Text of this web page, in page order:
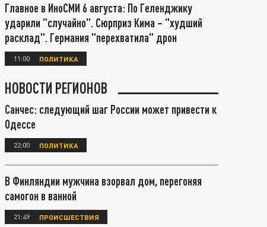
Главное в ИноСМИ 6 августа: По Геленджику
ударили "случайно". Сюрприз Кима – "худший
расклад". Германия "перехватила" дрон
11:00 ПОЛИТИКА
НОВОСТИ РЕГИОНОВ
Санчес: следующий шаг России может привести к
Одессе
22:00 ПОЛИТИКА
В Финляндии мужчина взорвал дом, перегоняя
самогон в ванной
21:49 ПРОИСШЕСТВИЯ